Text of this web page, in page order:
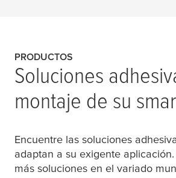
PRODUCTOS
Soluciones
montaje de su
Encuentre las soluciones
adaptan a su exigente
más soluciones en el variado